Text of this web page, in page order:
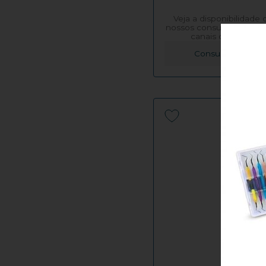
Veja a disponibilidade
nossos consultores em
canais de vendas!
Consultar Preço